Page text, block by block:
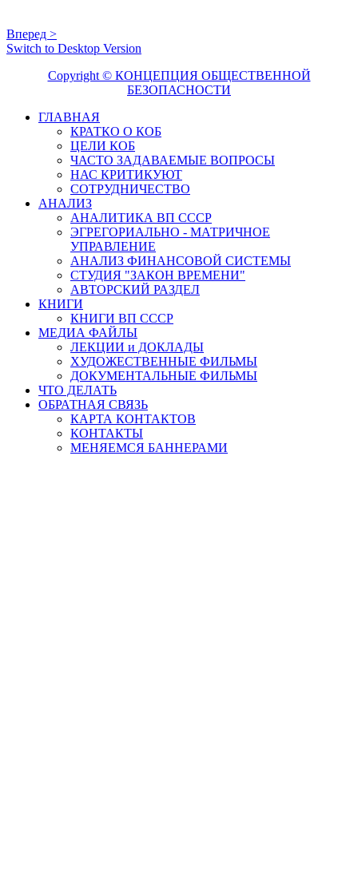
Вперед >
Switch to Desktop Version
Copyright © КОНЦЕПЦИЯ ОБЩЕСТВЕННОЙ
БЕЗОПАСНОСТИ
ГЛАВНАЯ
КРАТКО О КОБ
ЦЕЛИ КОБ
ЧАСТО ЗАДАВАЕМЫЕ ВОПРОСЫ
НАС КРИТИКУЮТ
СОТРУДНИЧЕСТВО
АНАЛИЗ
АНАЛИТИКА ВП СССР
ЭГРЕГОРИАЛЬНО - МАТРИЧНОЕ
УПРАВЛЕНИЕ
АНАЛИЗ ФИНАНСОВОЙ СИСТЕМЫ
СТУДИЯ "ЗАКОН ВРЕМЕНИ"
АВТОРСКИЙ РАЗДЕЛ
КНИГИ
КНИГИ ВП СССР
МЕДИА ФАЙЛЫ
ЛЕКЦИИ и ДОКЛАДЫ
ХУДОЖЕСТВЕННЫЕ ФИЛЬМЫ
ДОКУМЕНТАЛЬНЫЕ ФИЛЬМЫ
ЧТО ДЕЛАТЬ
ОБРАТНАЯ СВЯЗЬ
КАРТА КОНТАКТОВ
КОНТАКТЫ
МЕНЯЕМСЯ БАННЕРАМИ